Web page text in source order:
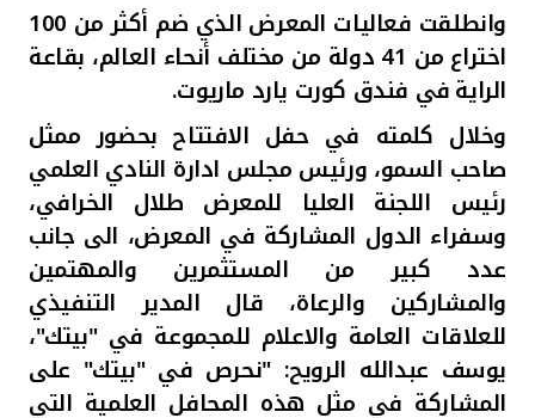
مصر
المملكة المتحدة
مملكة البحرين
وانطلقت فعاليات المعرض الذي ضم أكثر من 100
اختراع من 41 دولة من مختلف أنحاء العالم، بقاعة
الرايةفي فندق كورت يارد ماريوت.
وخلال كلمته في حفل الافتتاح بحضور ممثل
صاحب السمو، ورئيس مجلس ادارة النادي العلمي
رئيس اللجنة العليا للمعرض طلال الخرافي،
وسفراء الدول المشاركة في المعرض، الى جانب
عدد كبير من المستثمرين والمهتمين
والمشاركين والرعاة، قال المدير التنفيذي
للعلاقات العامة والاعلام للمجموعة في "بيتك"،
يوسف عبدالله الرويح: "نحرص في "بيتك" على
المشاركة في مثل هذه المحافل العلمية التي